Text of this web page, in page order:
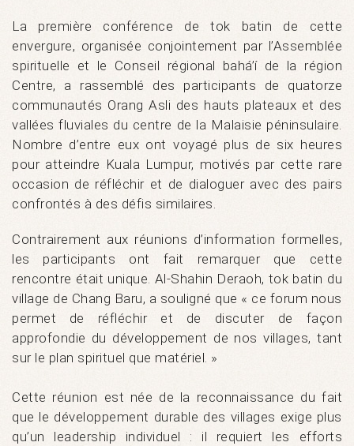
La première conférence de tok batin de cette
envergure, organisée conjointement par l’Assemblée
spirituelle et le Conseil régional bahá’í de la région
Centre, a rassemblé des participants de quatorze
communautés Orang Asli des hauts plateaux et des
vallées fluviales du centre de la Malaisie péninsulaire.
Nombre d’entre eux ont voyagé plus de six heures
pour atteindre Kuala Lumpur, motivés par cette rare
occasion de réfléchir et de dialoguer avec des pairs
confrontés à des défis similaires.
Contrairement aux réunions d’information formelles,
les participants ont fait remarquer que cette
rencontre était unique. Al-Shahin Deraoh, tok batin du
village de Chang Baru, a souligné que « ce forum nous
permet de réfléchir et de discuter de façon
approfondie du développement de nos villages, tant
sur le plan spirituel que matériel. »
Cette réunion est née de la reconnaissance du fait
que le développement durable des villages exige plus
qu’un leadership individuel : il requiert les efforts